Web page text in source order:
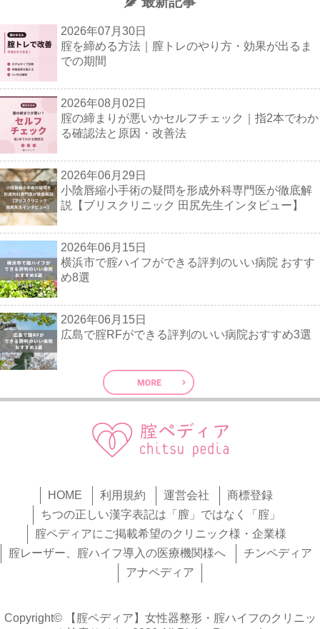
2026年07月30日
腟を締める方法｜膣トレのやり方・効果が出るま
での期間
2026年08月02日
腟の締まりが悪いかセルフチェック｜指2本でわか
る確認法と原因・改善法
2026年06月29日
小陰唇縮小手術の疑問を形成外科専門医が徹底解
説【ブリスクリニック 田尻先生インタビュー】
2026年06月15日
横浜市で腟ハイフができる評判のいい病院 おすす
め8選
2026年06月15日
広島で腟RFができる評判のいい病院おすすめ3選
HOME 利用規約 運営会社
商標登録
ちつの正しい漢字表記は「膣」ではなく「腟」
腟ペディアにご掲載希望のクリニック様・企業様
腟レーザー、腟ハイフ導入の医療機関様へ
チンペディア
アナペディア
Copyright© 【腟ペディア】女性器整形・腟ハイフのクリニッ